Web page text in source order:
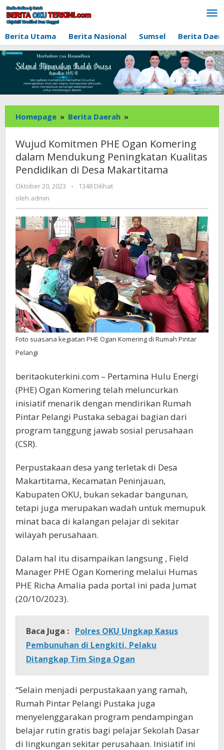
Lewati
ke
konten
Berita Utama
Berita Nasional Sumsel Berita
Homepage » Berita Daerah »
Komitmen
Ogan
Komering
dalam
Pendidikan
di
Desa
Makartitama
Wujud Komitmen PHE Ogan Komering
dalam Mendukung Peningkatan Kualitas
Pendidikan di Desa Makartitama
Oktober 20, 2023
oleh
-
1348 Dilihat
oleh admin
Foto suasana kegiatan PHE Ogan Komering di Rumah Pintar
Pelangi
beritaokuterkini.com – Pertamina Hulu Energi
(PHE) Ogan Komering telah meluncurkan
inisiatif menarik dengan mendirikan Rumah
Pintar Pelangi Pustaka sebagai bagian dari
program tanggung jawab sosial perusahaan
(CSR).
Perpustakaan desa yang terletak di Desa
Makartitama, Kecamatan Peninjauan,
Kabupaten OKU, bukan sekadar bangunan,
tetapi juga merupakan wadah untuk memupuk
minat baca di kalangan pelajar di sekitar
wilayah perusahaan.
Dalam hal itu disampaikan langsung , Field
Manager PHE Ogan Komering melalui Humas
PHE Richa Amalia pada portal ini pada Jumat
(20/10/2023).
Baca Juga : Polres OKU Ungkap Kasus
Pembunuhan di Lengkiti, Pelaku
Ditangkap Tim Singa Ogan
“Selain menjadi perpustakaan yang ramah,
Rumah Pintar Pelangi Pustaka juga
menyelenggarakan program pendampingan
belajar rutin gratis bagi pelajar Sekolah Dasar
di lingkungan sekitar perusahaan. Inisiatif ini